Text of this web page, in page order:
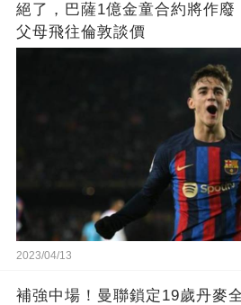
絕了，巴薩1億金童合約將作廢
父母飛往倫敦談價
2023/04/13
補強中場！曼聯鎖定19歲丹麥